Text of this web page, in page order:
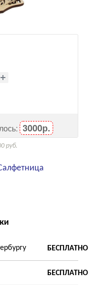
3000р.
руб.
БЕСПЛАТНО
БЕСПЛАТНО